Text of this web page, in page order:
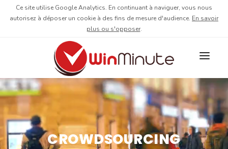
Ce site utilise Google Analytics. En continuant à naviguer, vous nous
autorisez à déposer un cookie à des fins de mesure d'audience. En savoir
plus ou s'opposer.
NOS SOLUTIONS
NOS PARTENAIRES
L'EQUIPECROWDSOURCING